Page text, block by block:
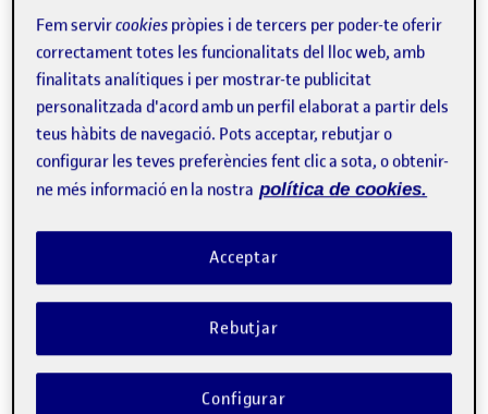
Publicat perENTRADA 6- 1a Trobada
Publicat per
Ariadna Vidal Vivas
Visibilitat:
Públic -Data de publicació
20 Nov. 2024 -comentariel ENTRADA 6- 1a Trobada amb el
Avui he fet la primera trobada amb el professorat per a
exposar-los la intervenció. La sessió s’ha estructurar en 3
fases
1- Explicar les activitats a mitjà termini i posteriorment les
2- Exposar el material sobre el qual es treballarà i treballar
en possibles millores o canvis.
3- Marcar dates per a les sessions i per a la introducció dels
materials i i activitats a mitjà termini.
Fem servircookies pròpies i de tercers per poder-te oferir
correctament totes les funcionalitats del lloc web, amb
finalitats analítiques i per mostrar-te publicitat
personalitzada d'acord amb un perfil elaborat a partir dels
teus hàbits de navegació. Pots acceptar, rebutjar o
configurar les teves preferències fent clic a sota, o obtenir-
ne més informació en la nostra política de cookies.
Rebutjar
Acceptar
Configurar